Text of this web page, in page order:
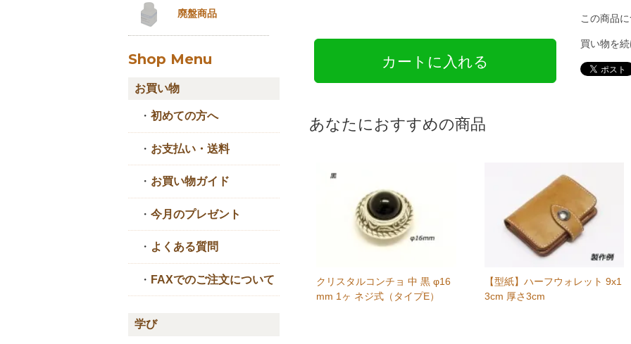
この商品
買い物を
あなたにおすすめの商品
クリスタルコンチョ 中 黒 φ16
mm 1ヶ ネジ式（タイプE）
【型紙】ハーフウォレット 9x1
3cm 厚さ3cm
廃盤商品
Shop Menu
お買い物
・ 初めての方へ
・ お支払い・送料
・ お買い物ガイド
・ 今月のプレゼント
・ よくある質問
・ FAXでのご注文について
学び